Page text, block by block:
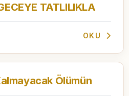
TATLILIKLA
OKU
Ölümün